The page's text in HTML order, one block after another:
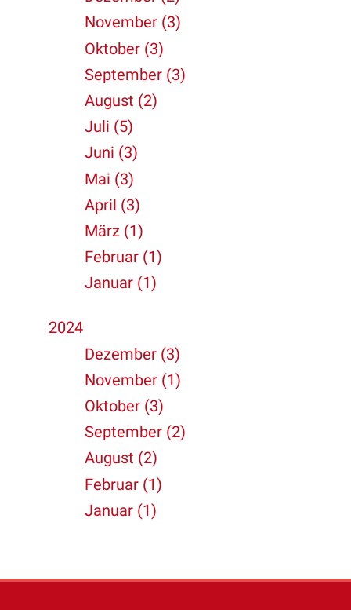
November (3)
Oktober (3)
September (3)
August (2)
Juli (5)
Juni (3)
Mai (3)
April (3)
März (1)
Februar (1)
Januar (1)
2024
Dezember (3)
November (1)
Oktober (3)
September (2)
August (2)
Februar (1)
Januar (1)